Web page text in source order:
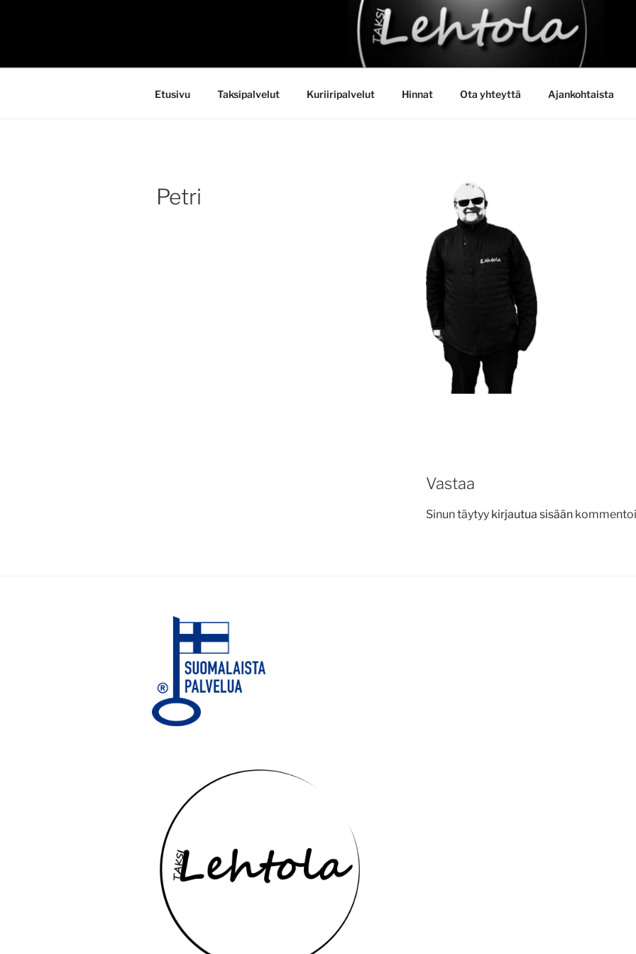
TAKSI LEHTOLA
Etusivu Taksipalvelut Kuriiripalvelut Hinnat Ota yhteyttä Ajankohtaista
Petri
Vastaa
Sinun täytyy kirjautua sisään